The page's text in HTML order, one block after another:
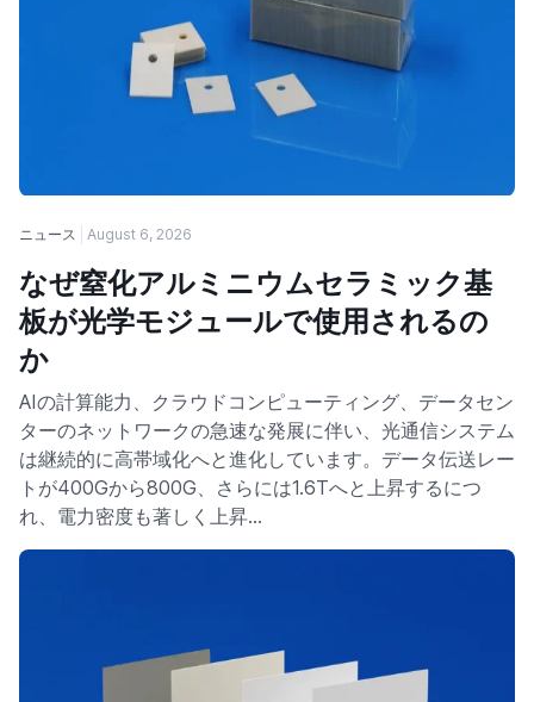
ニュース August 6, 2026
なぜ窒化アルミニウムセラミック基
板が光学モジュールで使用されるの
か
AIの計算能力、クラウドコンピューティング、データセン
ターのネットワークの急速な発展に伴い、光通信システム
は継続的に高帯域化へと進化しています。データ伝送レー
トが400Gから800G、さらには1.6Tへと上昇するにつ
れ、電力密度も著しく上昇…